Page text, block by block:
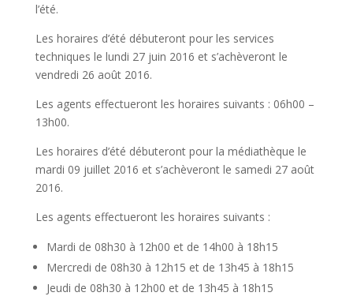
l’été.
Les horaires d’été débuteront pour les services
techniques le lundi 27 juin 2016 et s’achèveront le
vendredi 26 août 2016.
Les agents effectueront les horaires suivants : 06h00 –
13h00.
Les horaires d’été débuteront pour la médiathèque le
mardi 09 juillet 2016 et s’achèveront le samedi 27 août
2016.
Les agents effectueront les horaires suivants :
Mardi de 08h30 à 12h00 et de 14h00 à 18h15
Mercredi de 08h30 à 12h15 et de 13h45 à 18h15
Jeudi de 08h30 à 12h00 et de 13h45 à 18h15